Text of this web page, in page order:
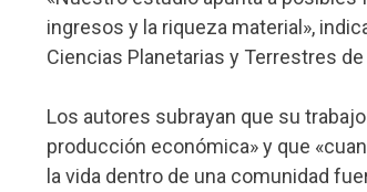
ingresos y la riqueza material»,
Ciencias Planetarias y Terrestres
Los autores subrayan que su
producción económica» y que
la vida dentro de una comunidad